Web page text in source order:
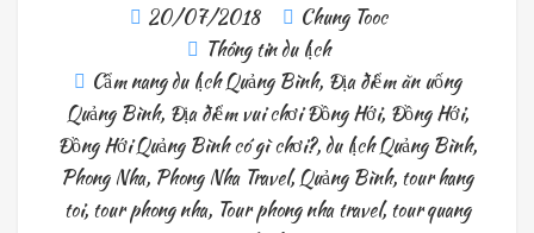
20/07/2018
Chung Tooc
Thông tin du lịch
Cẩm nang du lịch Quảng Bình, Địa điểm ăn uống
Quảng Bình, Địa điểm vui chơi Đồng Hới, Đồng Hới,
Đồng Hới Quảng Bình có gì chơi?,du lịch Quảng Bình,
Phong Nha, Phong Nha Travel,Quảng Bình, tour hang
toi, tour phong nha, Tour phong nha travel,tour quang